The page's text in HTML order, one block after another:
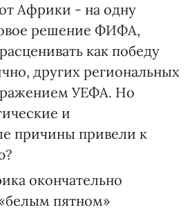
Африки - на одну
решение ФИФА,
как победу
других региональных
УЕФА. Но
и
причины привели к
окончательно
пятном»